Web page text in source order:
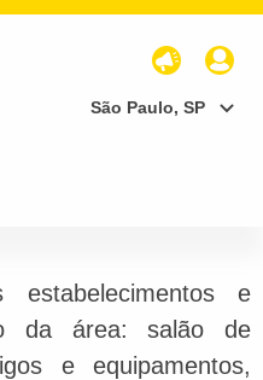
São Paulo, SP
estabelecimentos e
da área: salão de
e equipamentos,